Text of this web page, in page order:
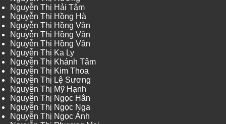
Nguyễn Thị Hải Tâm
Nguyễn Thị Hồng Hà
Nguyễn Thị Hồng Vân
Nguyễn Thị Hồng Vân
Nguyễn Thị Hồng Vân
Nguyễn Thị Ka Ly
Nguyễn Thị Khánh Tâm
Nguyễn Thị Kim Thoa
Nguyễn Thị Lệ Sương
Nguyễn Thị Mỹ Hạnh
Nguyễn Thị Ngọc Hân
Nguyễn Thị Ngọc Nga
Nguyễn Thị Ngọc Ánh